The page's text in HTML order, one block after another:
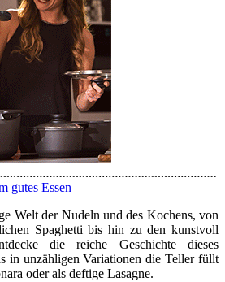
Welt der Nudeln und des Kochens, von
Spaghetti bis hin zu den kunstvoll
die reiche Geschichte dieses
in unzähligen Variationen die Teller füllt
oder als deftige Lasagne.